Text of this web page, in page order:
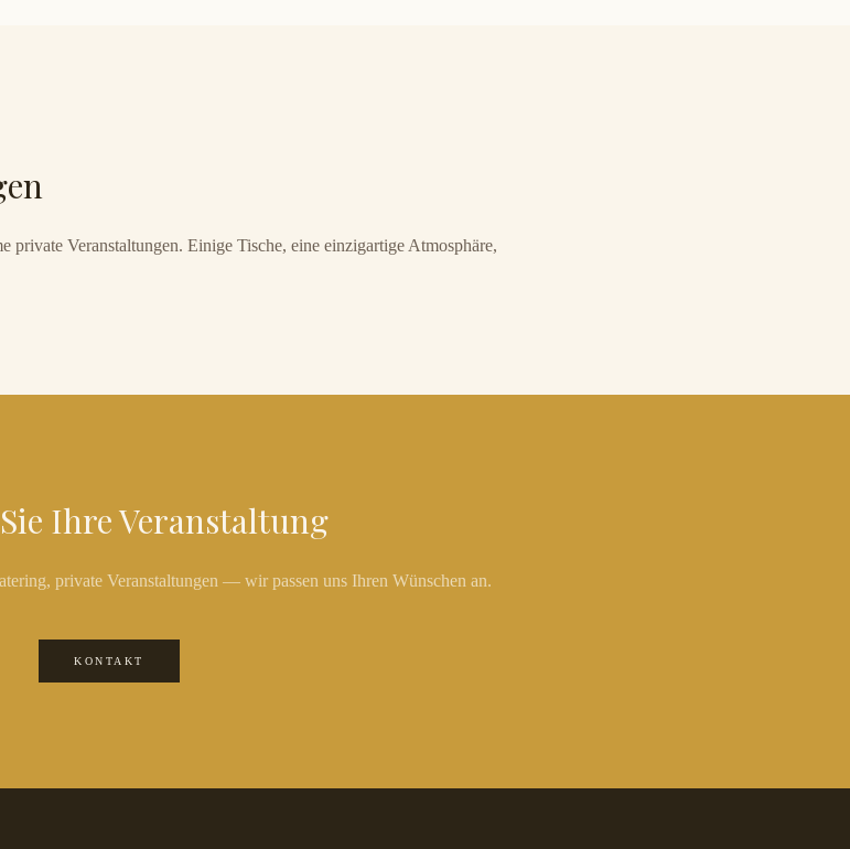
private Veranstaltungen. Einige Tische, eine einzigartige Atmosphäre,
Ihre Veranstaltung
private Veranstaltungen — wir passen uns Ihren Wünschen an.
KONTAKT